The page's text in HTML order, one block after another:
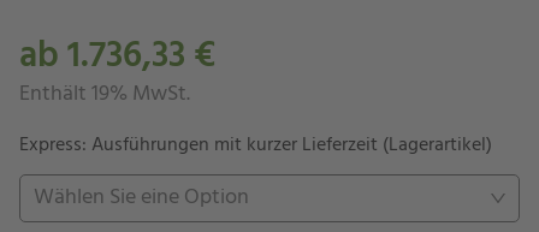
ab 1.736,33 €
Enthält 19% MwSt.
Express: Ausführungen mit kurzer Lieferzeit (Lagerartikel)
Wählen Sie eine Option